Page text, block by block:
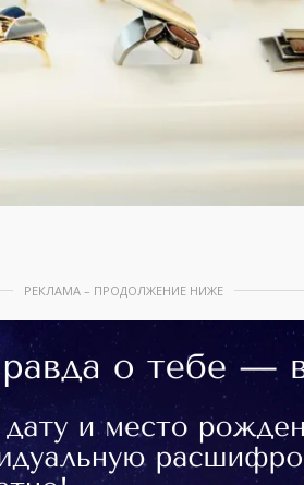
РЕКЛАМА – ПРОДОЛЖЕНИЕ НИЖЕ